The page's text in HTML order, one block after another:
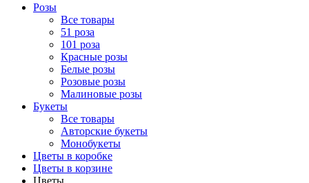
Розы
Все товары
51 роза
101 роза
Красные розы
Белые розы
Розовые розы
Малиновые розы
Букеты
Все товары
Авторские букеты
Монобукеты
Цветы в коробке
Цветы в корзине
Цветы